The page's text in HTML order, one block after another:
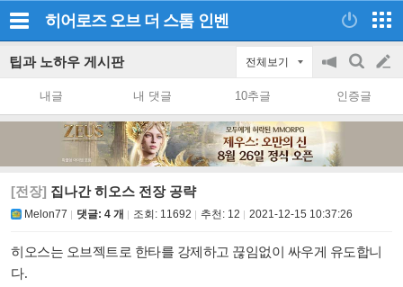
히어로즈 오브 더 스톰 인벤
팁과 노하우 게시판 전체보기
공
on/off
검
색
글
쓰
내글 내 댓글 10추글 인증글
[전장] 집나간 히오스 전장 공략
Melon77 댓글: 4 개 조회: 11692 추천: 12 2021-12-15 10:37:26
히오스는 오브젝트로 한타를 강제하고 끊임없이 싸우게 유도합니
다.